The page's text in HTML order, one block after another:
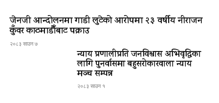
जेनजी आन्दोलनमा गाडी लुटेको आरोपमा २३ वर्षीय नीराजन
कुँवर काठमाडौँबाट पक्राउ
२०८३ साउन ७
न्याय प्रणालीप्रति जनविश्वास अभिवृद्धिका
लागि पुनर्वासमा बहुसरोकारवाला न्याय
मञ्च सम्पन्न
२०८३ साउन १